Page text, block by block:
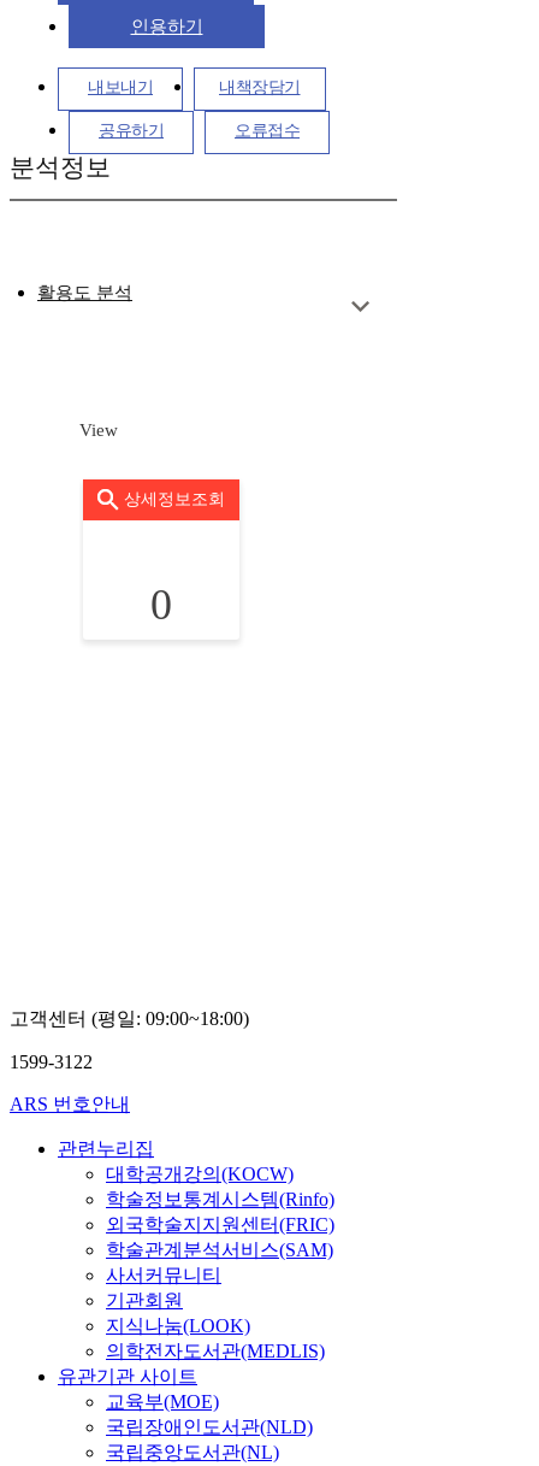
인용하기
내보내기 내책장담기
공유하기 오류접수
분석정보
활용도 분석
View
상세정보조회
0
고객센터 (평일: 09:00~18:00)
1599-3122
ARS 번호안내
관련누리집
대학공개강의(KOCW)
학술정보통계시스템(Rinfo)
외국학술지지원센터(FRIC)
학술관계분석서비스(SAM)
사서커뮤니티
기관회원
지식나눔(LOOK)
의학전자도서관(MEDLIS)
유관기관 사이트
교육부(MOE)
국립장애인도서관(NLD)
국립중앙도서관(NL)